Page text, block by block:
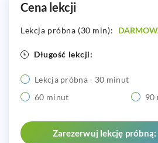
Cena lekcji
Lekcja próbna (30 min):
Długość lekcji:
Lekcja próbna - 30 minut
60 minut
90